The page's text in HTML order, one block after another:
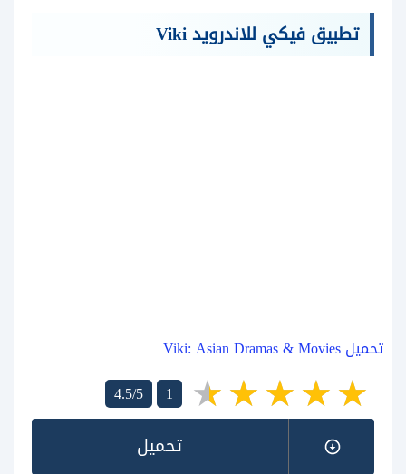
تطبيق فيكي للاندرويد Viki
تحميل Viki: Asian Dramas & Movies
4.5/5
1
تحميل